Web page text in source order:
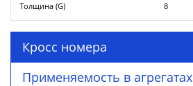
Толщина (G) 8
Кросс номера
Применяемость в агрегатах